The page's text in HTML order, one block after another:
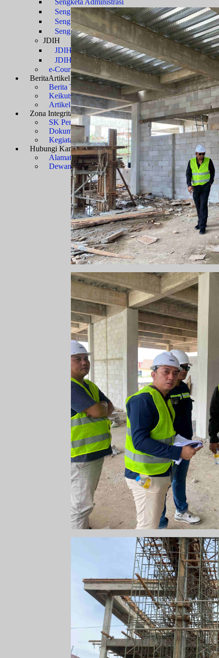
Sengketa Administrasi
Sengketa Informasi
Sengketa PTbPuKu
Sengketa Proses Pemilu
JDIH
JDIH Mahkamah Agung
JDIH PTUN Banjarmasin
e-Court
BeritaArtikel & Galeri
Berita Terkini & Pengumuman
Keikutsertaan Bimtek dan Diklat
Artikel
Zona IntegritasMenuju WBK-WBBM
SK Pembangunan Zona Integritas
Dokumen Pembangunan Zona Integritas
Kegiatan Pembangunan Zona Integritas
Hubungi KamiKontak & Alamat
Alamat Kantor
Dewan Redaksi